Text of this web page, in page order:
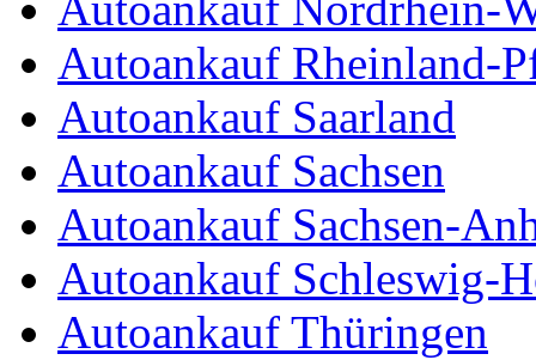
Autoankauf Rheinland-
Autoankauf Saarland
Autoankauf Sachsen
Autoankauf Sachsen-
Autoankauf Schleswig-
Autoankauf Thüringen